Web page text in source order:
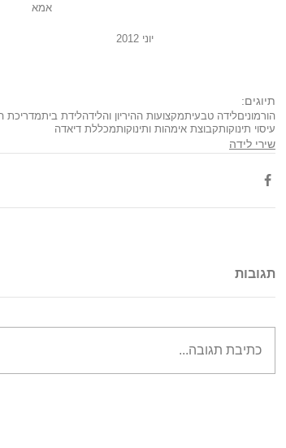
אמא
יוני 2012
תיוגים:
הורמוניםלידה טבעיתמקצועות ההיריון והלידהלידת ביתמדריכת
עיסוי תינוקותקבוצת אימהות ותינוקותמכללת דיאדה
שירי לידה
תגובות
כתיבת תגובה...